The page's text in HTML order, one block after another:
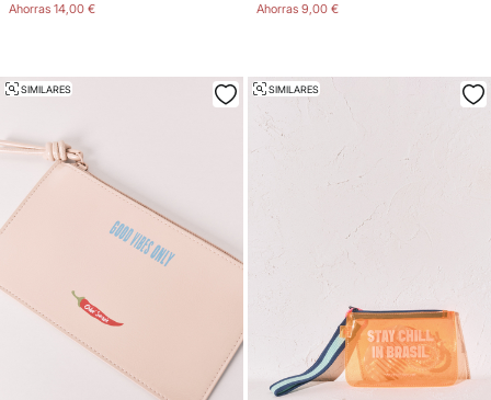
Ahorras 14,00 € Ahorras 9,00 €
SIMILARES SIMILARES